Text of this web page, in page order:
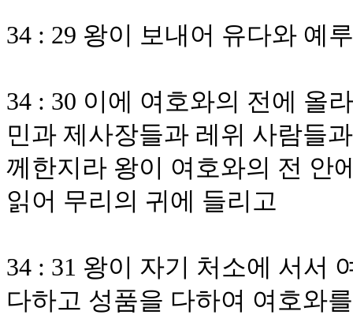
34 : 29 왕이 보내어 유다와 예
34 : 30 이에 여호와의 전에 올
민과 제사장들과 레위 사람들
께한지라 왕이 여호와의 전 안
읽어 무리의 귀에 들리고
34 : 31 왕이 자기 처소에 서서
다하고 성품을 다하여 여호와